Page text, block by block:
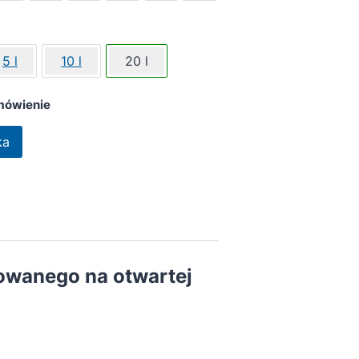
5 l 10 l 20 l
na otwartej